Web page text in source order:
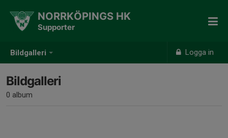
Bildgalleri Logga in
NORRKÖPINGS HK
Supporter
Bildgalleri
0 album